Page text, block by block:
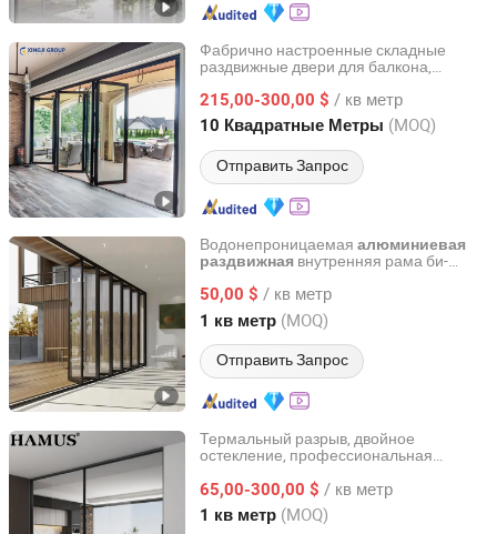
Фабрично настроенные складные
раздвижные двери для балкона,
215,00-300,00 $ / кв метр
10 Квадратные Метры (MOQ)
Отправить Запрос
Foshan Xingji Pilot Metal Products Co., Ltd.
Guangdong, China с 2022
Водонепроницаемая алюминиевая
раздвижная внутренняя рама би-
складная стеклянная
50,00 $ / кв метр
1 кв метр (MOQ)
Отправить Запрос
Foshan Starveil Building Materials Technology Co., Ltd.
Guangdong, China с 2025
Термальный разрыв, двойное
остекление, профессиональная
раздвижнаядверь
65,00-300,00 $ / кв метр
1 кв метр (MOQ)
Foshan Hamus Windows and Doors Co., Ltd.
Guangdong, China с 2026